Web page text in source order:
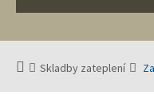
Skladby zateplení